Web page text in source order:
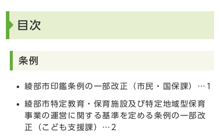
目次
条例
綾部市印鑑条例の一部改正（市民・国保課）…1
綾部市特定教育・保育施設及び特定地域型保育
事業の運営に関する基準を定める条例の一部改
正（こども支援課）…2